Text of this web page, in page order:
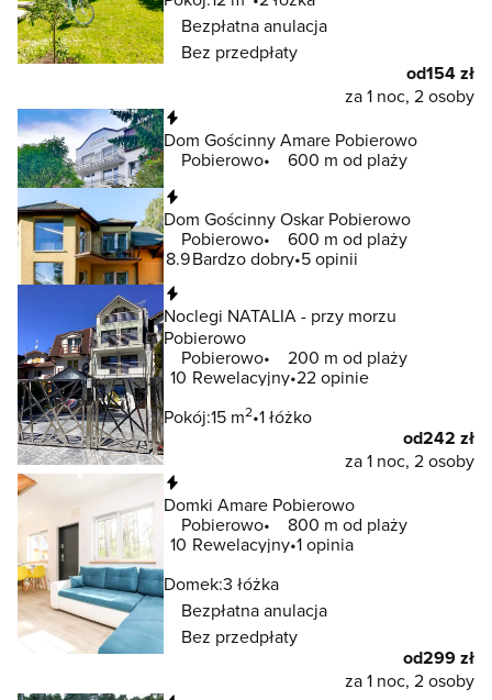
Bezpłatna anulacja
Bez przedpłaty
od154 zł
za 1 noc, 2 osoby
Dom Gościnny Amare Pobierowo
Pobierowo
600 m od plaży
Dom Gościnny Oskar Pobierowo
Pobierowo
600 m od plaży
8.9Bardzo dobry 5 opinii
Noclegi NATALIA - przy morzu
Pobierowo
Pobierowo
200 m od plaży
10 Rewelacyjny 22 opinie
Pokój:15 m2 1 łóżko
od242 zł
za 1 noc, 2 osoby
Domki Amare Pobierowo
Pobierowo
800 m od plaży
10 Rewelacyjny 1 opinia
Domek:3 łóżka
Bezpłatna anulacja
Bez przedpłaty
od299 zł
za 1 noc, 2 osoby